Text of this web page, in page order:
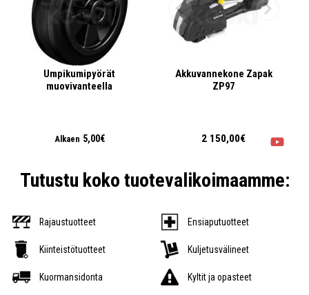
Umpikumipyörät
muovivanteella
Alkaen 5,00€
Akkuvannekone Zapak
ZP97
2 150,00€
Tutustu koko tuotevalikoimaamme:
Rajaustuotteet Ensiaputuotteet
Kiinteistötuotteet Kuljetusvälineet
Kuormansidonta Kyltit ja opasteet